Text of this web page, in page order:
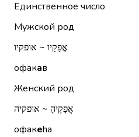
Единственное число
Мужской род
אֳפָקָיו ~ אופקיו
офакав
Женский род
אֳפָקֶיהָ ~ אופקיה
офакеhа